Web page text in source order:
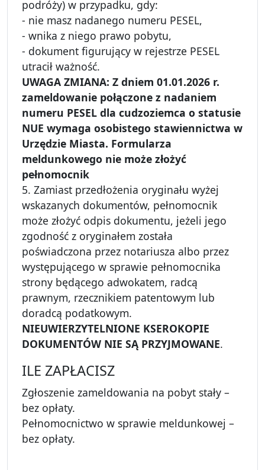
podróży) w przypadku, gdy:
- nie masz nadanego numeru PESEL,
- wnika z niego prawo pobytu,
- dokument figurujący w rejestrze PESEL
utracił ważność.
UWAGA ZMIANA: Z dniem 01.01.2026 r.
zameldowanie połączone z nadaniem
numeru PESEL dla cudzoziemca o statusie
NUE wymaga osobistego stawiennictwa w
Urzędzie Miasta. Formularza
meldunkowego nie może złożyć
pełnomocnik
5. Zamiast przedłożenia oryginału wyżej
wskazanych dokumentów, pełnomocnik
może złożyć odpis dokumentu, jeżeli jego
zgodność z oryginałem została
poświadczona przez notariusza albo przez
występującego w sprawie pełnomocnika
strony będącego adwokatem, radcą
prawnym, rzecznikiem patentowym lub
doradcą podatkowym.
NIEUWIERZYTELNIONE KSEROKOPIE
DOKUMENTÓW NIE SĄ PRZYJMOWANE.
ILE ZAPŁACISZ
Zgłoszenie zameldowania na pobyt stały –
bez opłaty.
Pełnomocnictwo w sprawie meldunkowej –
bez opłaty.